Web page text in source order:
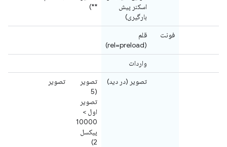
اسکنر پیش
بارگیری)
**)
فونت
قلم
(rel=preload)
واردات
تصویر (در دید)
تصویر
(5
تصویر
اول >
10000
پیکسل
2)
تصویر